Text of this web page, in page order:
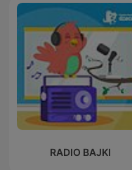
RADIO BAJKI